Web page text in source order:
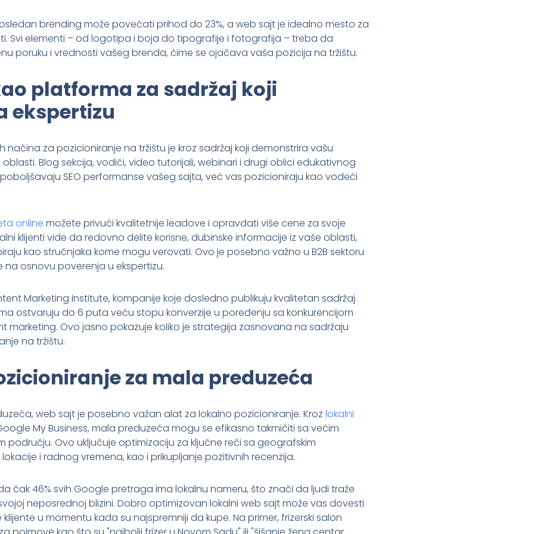
brending može povećati prihod do 23%, a web sajt je idealno mesto za
Svi elementi – od logotipa i boja do tipografije i fotografija – treba da
poruku i vrednosti vašeg brenda, čime se ojačava vaša pozicija na tržištu.
platforma za sadržaj koji
ekspertizu
načina za pozicioniranje na tržištu je kroz sadržaj koji demonstrira vašu
Blog sekcija, vodiči, video tutorijali, webinari i drugi oblici edukativnog
SEO performanse vašeg sajta, već vas pozicioniraju kao vodeći
online možete privući kvalitetnije leadove i opravdati više cene za svoje
klijenti vide da redovno delite korisne, dubinske informacije iz vaše oblasti,
kao stručnjaka kome mogu verovati. Ovo je posebno važno u B2B sektoru
osnovu poverenja u ekspertizu.
Marketing Institute, kompanije koje dosledno publikuju kvalitetan sadržaj
ostvaruju do 6 puta veću stopu konverzije u poređenju sa konkurencijom
marketing. Ovo jasno pokazuje koliko je strategija zasnovana na sadržaju
na tržištu.
za mala preduzeća
web sajt je posebno važan alat za lokalno pozicioniranje. Kroz lokalni
My Business, mala preduzeća mogu se efikasno takmičiti sa većim
području. Ovo uključuje optimizaciju za ključne reči sa geografskim
i radnog vremena, kao i prikupljanje pozitivnih recenzija.
čak 46% svih Google pretraga ima lokalnu nameru, što znači da ljudi traže
neposrednoj blizini. Dobro optimizovan lokalni web sajt može vas dovesti
u momentu kada su najspremniji da kupe. Na primer, frizerski salon